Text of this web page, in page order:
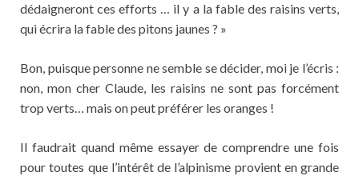
dédaigneront ces efforts … il y a la fable des raisins verts,
qui écrira la fable des pitons jaunes ? »
Bon, puisque personne ne semble se décider, moi je l’écris :
non, mon cher Claude, les raisins ne sont pas forcément
trop verts… mais on peut préférer les oranges !
Il faudrait quand même essayer de comprendre une fois
pour toutes que l’intérêt de l’alpinisme provient en grande